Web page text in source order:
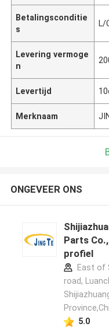
Betalingsconditie
s
L/
Levering vermoge
n
Levertijd
Merknaam
ONGEVEER ONS
Parts
profiel
East of
road,
5.0